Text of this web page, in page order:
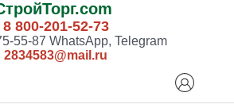
8 800-201-52-73
55-87 WhatsApp, Telegram
2834583@mail.ru